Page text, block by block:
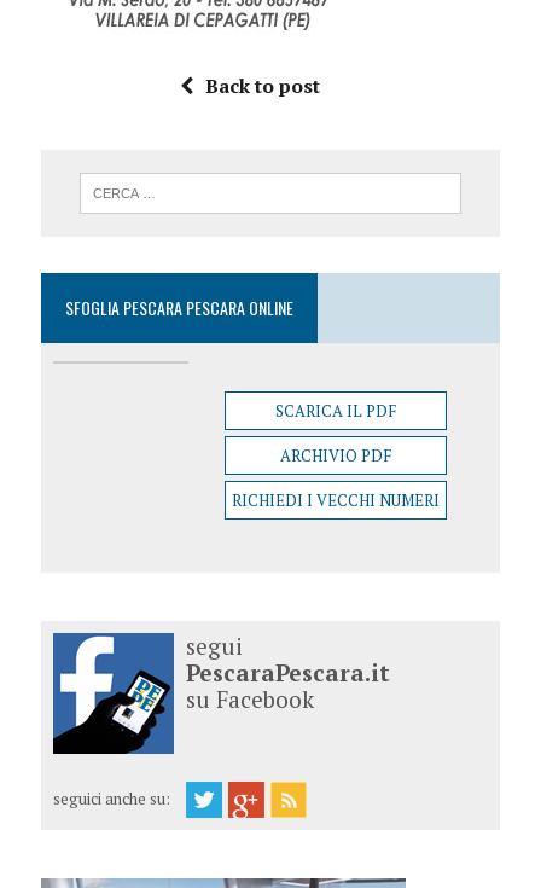
Back to post
SFOGLIA PESCARA PESCARA ONLINE
SCARICA IL PDF
ARCHIVIO PDF
RICHIEDI I VECCHI NUMERI
segui
PescaraPescara.it
su Facebook
seguici anche su: